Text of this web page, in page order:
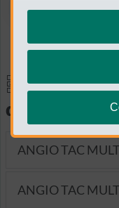
Ver el
diagnósticas
ANGIO TAC
ANGIO TAC
en"configurar
Te recordamos
cookies en